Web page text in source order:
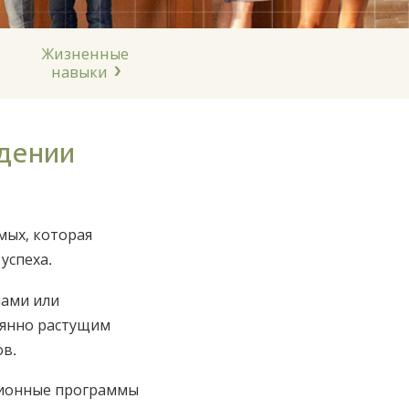
Жизненные
навыки
которая
или
растущим
программы